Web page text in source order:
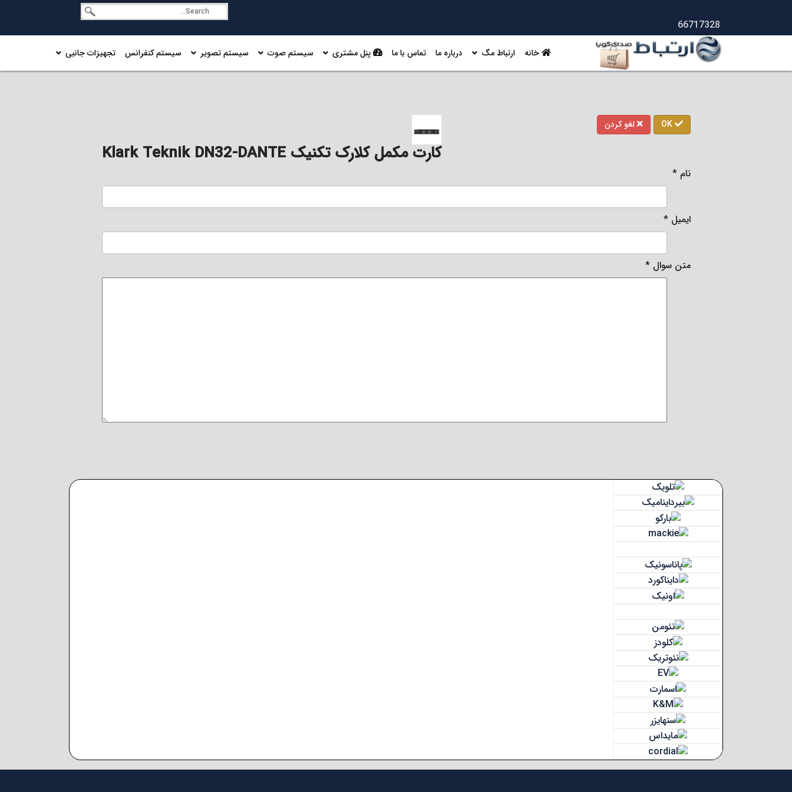
66717328
خانه ارتباط مگ درباره ما تماس با ما پنل مشتری سیستم صوت سیستم تصویر سیستم کنفرانس تجهیزات جانبی
کارت مکمل کلارک تکنیک Klark Teknik DN32-DANTE
OK لغو کردن
نام*
ایمیل*
متن سوال*